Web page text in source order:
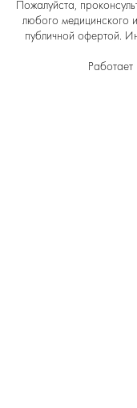
Пожалуйста,
любого медицинского
публичной офертой.
Работает